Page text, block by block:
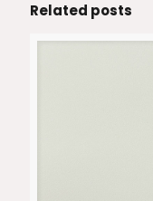
Related posts